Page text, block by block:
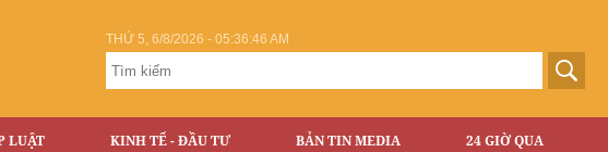
THỨ 5, 6/8/2026 - 05:36:47 AM
LUẬT KINH TẾ - ĐẦU TƯ BẢN TIN MEDIA 24 GIỜ QUA